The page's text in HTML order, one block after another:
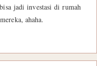
jadi investasi di rumah
ahaha.